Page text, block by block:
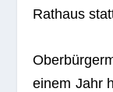
Rat­haus
einem Jahr